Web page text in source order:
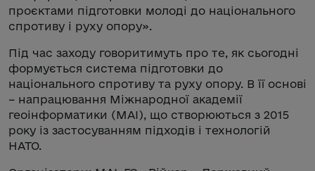
проєктами підготовки молоді до національного
спротиву і руху опору».
Під час заходу говоритимуть про те, як сьогодні
формується система підготовки до
національного спротиву та руху опору. В її основі
– напрацювання Міжнародної академії
геоінформатики (МАІ), що створюються з 2015
року із застосуванням підходів і технологій
НАТО.